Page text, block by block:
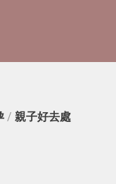
/ 親子好去處